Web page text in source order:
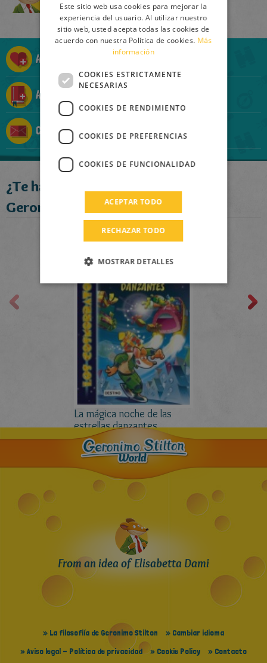
Añadir a la Ratolista
Añadir a la Ratocolección
Contárselo a un amigo
¿Te ha gustado este libro?
Geronimo recomienda:
La mágica noche de las
estrellas danzantes
From an idea of Elisabetta Dami
» La filosofiía de Geronimo Stilton
» Cambiar idioma
» Aviso legal - Política de privacidad
» Cookie Policy
» Contacto
ENGLISH
FRENCH
SPANISH
HUNGARIAN
PORTUGUESE
DUTCH
Este sitio web usa cookies para mejorar la
experiencia del usuario. Al utilizar nuestro
sitio web, usted acepta todas las cookies de
acuerdo con nuestra Política de cookies. Más
información
COOKIES ESTRICTAMENTE
NECESARIAS
COOKIES DE RENDIMIENTO
COOKIES DE PREFERENCIAS
COOKIES DE FUNCIONALIDAD
ACEPTAR TODO
RECHAZAR TODO
MOSTRAR DETALLES